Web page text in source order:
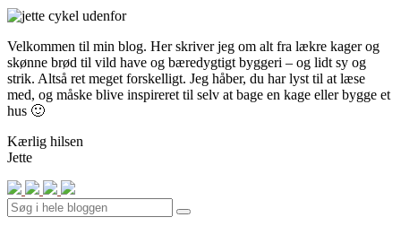
Velkommen til min blog. Her skriver jeg om alt fra lækre kager og
skønne brød til vild have og bæredygtigt byggeri – og lidt sy og
strik. Altså ret meget forskelligt. Jeg håber, du har lyst til at læse
med, og måske blive inspireret til selv at bage en kage eller bygge et
hus 🙂
Kærlig hilsen
Jette
Search